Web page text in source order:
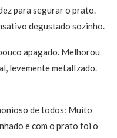
para segurar o prato.
degustado sozinho.
apagado. Melhorou
levemente metalIzado.
de todos: Muito
e com o prato foi o